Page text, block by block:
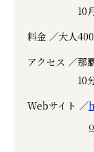
10
料金 ／大人
アクセス ／那
10
Webサイト ／